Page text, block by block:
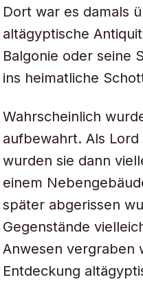
Dort war es damals
altägyptische
Balgonie oder seine
ins heimatliche
Wahrscheinlich
aufbewahrt. Als
wurden sie dann
einem
später abgerissen
Gegenstände
Anwesen vergraben
Entdeckung